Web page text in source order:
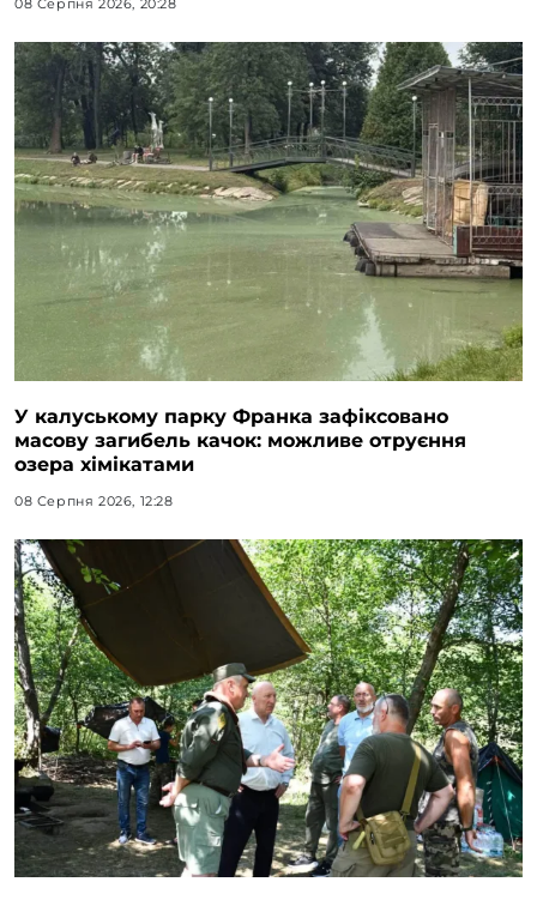
08 Серпня 2026, 20:28
У калуському парку Франка зафіксовано
масову загибель качок: можливе отруєння
озера хімікатами
08 Серпня 2026, 12:28